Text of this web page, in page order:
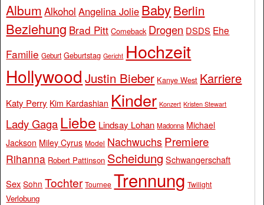
Album Alkohol Angelina Jolie BabyBerlin
Beziehung Brad Pitt Comeback Drogen DSDS Ehe
Familie Geburt Geburtstag Gericht Hochzeit
Hollywood Justin Bieber Kanye West Karriere
Katy Perry Kim Kardashian Kinder Konzert Kristen Stewart
Lady Gaga Liebe Lindsay Lohan Madonna Michael
Jackson Miley Cyrus Model Nachwuchs Premiere
Rihanna Robert Pattinson Scheidung Schwangerschaft
Sex Sohn Tochter Tournee Trennung Twilight
Verlobung